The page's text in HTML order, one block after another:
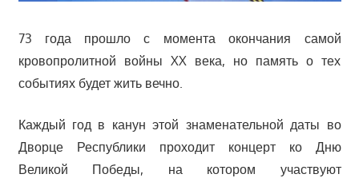
73 года прошло с момента окончания самой
кровопролитной войны XX века, но память о тех
событиях будет жить вечно.
Каждый год в канун этой знаменательной даты во
Дворце Республики проходит концерт ко Дню
Великой Победы, на котором участвуют